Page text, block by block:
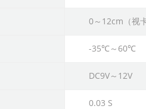
0～12cm（视
-35℃～60℃
DC9V～12V
0.03 S